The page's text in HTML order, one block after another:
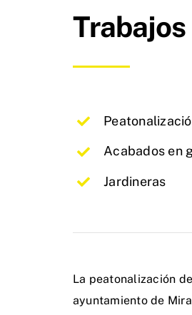
Acabados en
Jardineras
La peatonalización
ayuntamiento de